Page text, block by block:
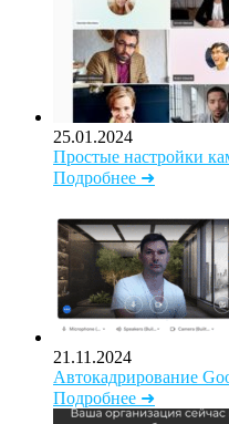
25.01.2024
Простые настройки
Подробнее ➜
21.11.2024
Автокадрирование
Подробнее ➜